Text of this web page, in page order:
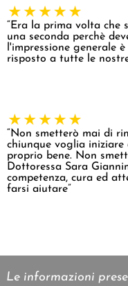
“Era la prima volta che
una seconda perchè
l'impressione generale
risposto a tutte le
“Non smetterò mai di
chiunque voglia
proprio bene. Non
Dottoressa Sara
competenza, cura ed
farsi aiutare”
Le informazioni